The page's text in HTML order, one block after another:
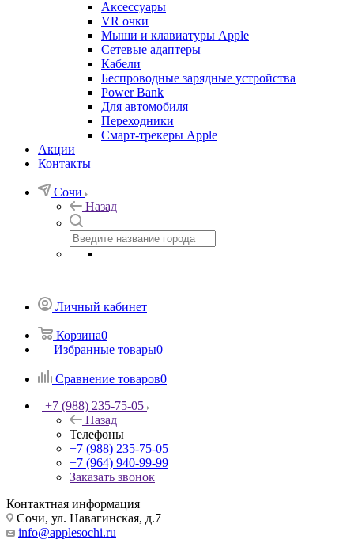
Аксессуары
VR очки
Мыши и клавиатуры Apple
Сетевые адаптеры
Кабели
Беспроводные зарядные устройства
Power Bank
Для автомобиля
Переходники
Смарт-трекеры Apple
Акции
Контакты
Сочи
Назад
Личный кабинет
Корзина0
Избранные товары0
Сравнение товаров0
+7 (988) 235-75-05
Назад
Телефоны
+7 (988) 235-75-05
+7 (964) 940-99-99
Заказать звонок
Контактная информация
Сочи, ул. Навагинская, д.7
info@applesochi.ru